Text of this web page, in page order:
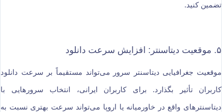
تضمین کنید.
۵. موقعیت دیتاسنتر: افزایش سرعت دانلود
موقعیت جغرافیایی دیتاسنتر سرور می‌تواند مستقیماً بر سرعت دانلود
کاربران تأثیر بگذارد. برای کاربران ایرانی، انتخاب سرورهایی با
دیتاسنترهای واقع در خاورمیانه یا اروپا می‌تواند سرعت بهتری نسبت به